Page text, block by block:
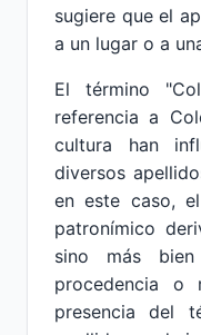
sugiere que el
a un lugar o a
El término
referencia a
cultura han
diversos
en este caso,
patronímico
sino más
procedencia o
presencia del